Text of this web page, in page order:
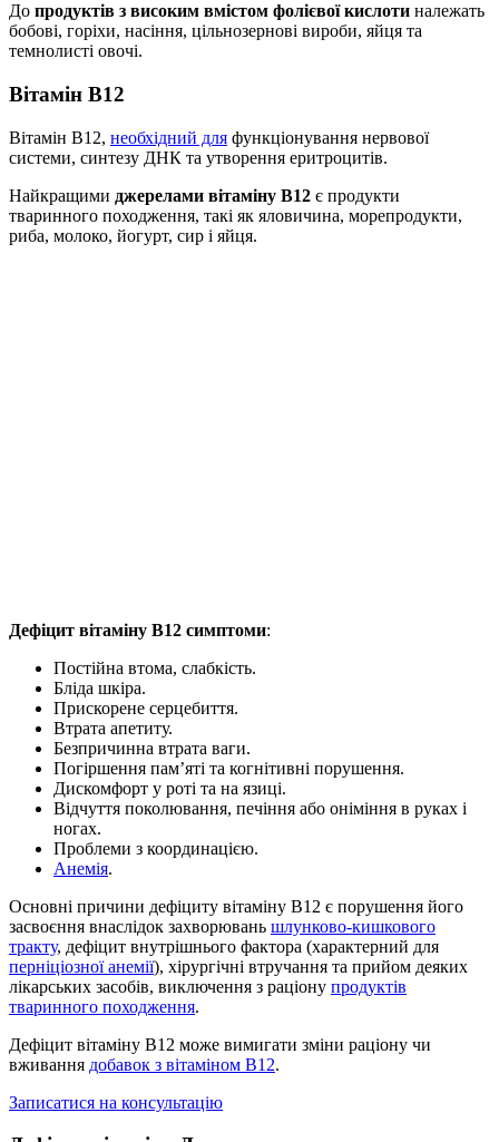
До продуктів з високим вмістом фолієвої кислоти належать
бобові, горіхи, насіння, цільнозернові вироби, яйця та
темнолисті овочі.
Вітамін В12
Вітамін B12, необхідний для функціонування нервової
системи, синтезу ДНК та утворення еритроцитів.
Найкращими джерелами вітаміну В12 є продукти
тваринного походження, такі як яловичина, морепродукти,
риба, молоко, йогурт, сир і яйця.
Дефіцит вітаміну В12 симптоми:
Постійна втома, слабкість.
Бліда шкіра.
Прискорене серцебиття.
Втрата апетиту.
Безпричинна втрата ваги.
Погіршення пам’яті та когнітивні порушення.
Дискомфорт у роті та на язиці.
Відчуття поколювання, печіння або оніміння в руках і
ногах.
Проблеми з координацією.
Анемія.
Основні причини дефіциту вітаміну В12 є порушення його
засвоєння внаслідок захворювань шлунково-кишкового
тракту, дефіцит внутрішнього фактора (характерний для
перніціозної анемії), хірургічні втручання та прийом деяких
лікарських засобів, виключення з раціону продуктів
тваринного походження.
Дефіцит вітаміну B12 може вимигати зміни раціону чи
вживання добавок з вітаміном В12.
Записатися на консультацію